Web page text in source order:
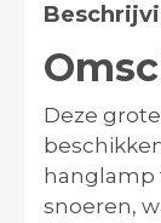
Deze
hanglamp
snoeren,